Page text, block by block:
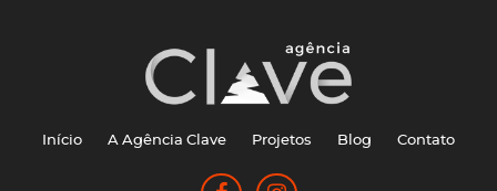
Início A Agência Clave Projetos Blog Contato